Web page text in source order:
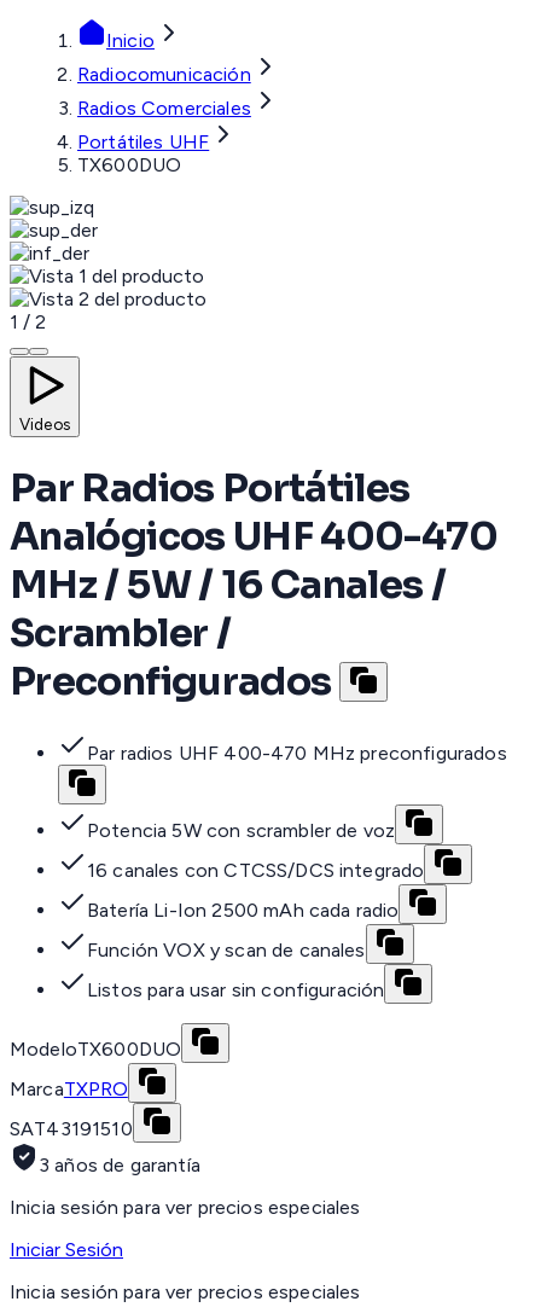
Inicio
Radiocomunicación
Radios Comerciales
Portátiles UHF
TX600DUO
1 / 2
Videos
Par Radios Portátiles
Analógicos UHF 400-470
MHz / 5W / 16 Canales /
Scrambler /
Preconfigurados
Par radios UHF 400-470 MHz preconfigurados
Potencia 5W con scrambler de voz
16 canales con CTCSS/DCS integrado
Batería Li-Ion 2500 mAh cada radio
Función VOX y scan de canales
Listos para usar sin configuración
ModeloTX600DUO
MarcaTXPRO
SAT43191510
3 años de garantía
Inicia sesión para ver precios especiales
Iniciar Sesión
Inicia sesión para ver precios especiales